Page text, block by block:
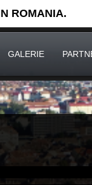
ROMANIA.
GALERIE